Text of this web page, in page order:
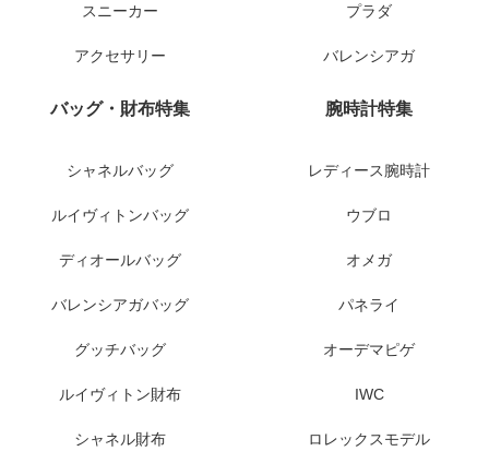
スニーカー
アクセサリー
プラダ
バレンシアガ
バッグ・財布特集
シャネルバッグ
ルイヴィトンバッグ
ディオールバッグ
バレンシアガバッグ
グッチバッグ
ルイヴィトン財布
シャネル財布
腕時計特集
レディース腕時計
ウブロ
オメガ
パネライ
オーデマピゲ
IWC
ロレックスモデル